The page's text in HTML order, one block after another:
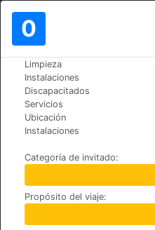
0
Limpieza
Instalaciones
Discapacitados
Servicios
Ubicación
Instalaciones
Categoría de invitado:
Propósito del viaje:
Mundo>Turkey
Perimasali Cave
+90 (0)3843535090
Davutlu Mh. Sehit Aslan